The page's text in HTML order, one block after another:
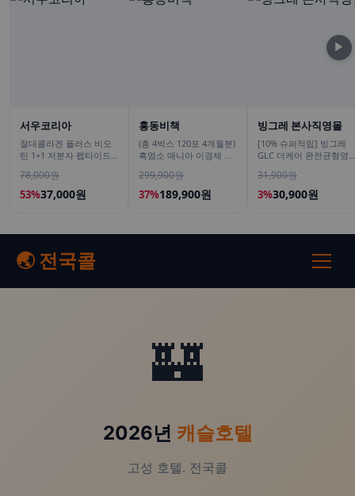
서우코리아
절대콜라겐 플러스 비오
틴 1+1 저분자 펩타이드
120g
78,000원
53%37,000원
홍동비책
(총 4박스 120포 4개월분)
흑염소 매니아 이경제 흑
국내산 이경재 30포
15ml, 4개
299,900원
37%189,900원
빙그레 본사직영몰
[10% 슈퍼적립] 빙그레
GLC 더케어 완전균형영
개
31,900원
3%30,900원
▶
🌏 전국콜
🏰
2026년 캐슬호텔
고성 호텔. 전국콜